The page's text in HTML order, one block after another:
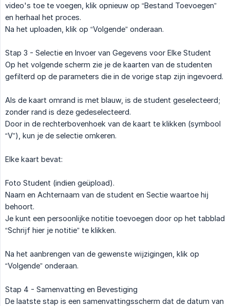
video's toe te voegen, klik opnieuw op “Bestand Toevoegen”
en herhaal het proces.
Na het uploaden, klik op “Volgende” onderaan.
Stap 3 - Selectie en Invoer van Gegevens voor Elke Student
Op het volgende scherm zie je de kaarten van de studenten
gefilterd op de parameters die in de vorige stap zijn ingevoerd.
Als de kaart omrand is met blauw, is de student geselecteerd;
zonder rand is deze gedeselecteerd.
Door in de rechterbovenhoek van de kaart te klikken (symbool
“V”), kun je de selectie omkeren.
Elke kaart bevat:
Foto Student (indien geüpload).
Naam en Achternaam van de student en Sectie waartoe hij
behoort.
Je kunt een persoonlijke notitie toevoegen door op het tabblad
“Schrijf hier je notitie” te klikken.
Na het aanbrengen van de gewenste wijzigingen, klik op
“Volgende” onderaan.
Stap 4 - Samenvatting en Bevestiging
De laatste stap is een samenvattingsscherm dat de datum van